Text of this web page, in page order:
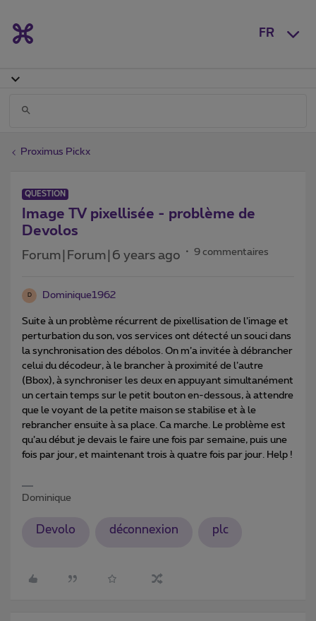
FR
Proximus Pickx
QUESTION
Image TV pixellisée - problème de
Devolos
Forum|Forum|6 years ago 9 commentaires
D Dominique1962
Suite à un problème récurrent de pixellisation de l’image et
perturbation du son, vos services ont détecté un souci dans
la synchronisation des débolos. On m’a invitée à débrancher
celui du décodeur, à le brancher à proximité de l’autre
(Bbox), à synchroniser les deux en appuyant simultanément
un certain temps sur le petit bouton en-dessous, à attendre
que le voyant de la petite maison se stabilise et à le
rebrancher ensuite à sa place. Ca marche. Le problème est
qu’au début je devais le faire une fois par semaine, puis une
fois par jour, et maintenant trois à quatre fois par jour. Help !
Dominique
Devolo déconnexion plc